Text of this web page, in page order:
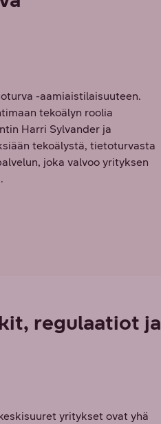
-aamiaistilaisuuteen.
tekoälyn roolia
Harri Sylvander ja
tekoälystä, tietoturvasta
joka valvoo yrityksen
regulaatiot ja
yritykset ovat yhä